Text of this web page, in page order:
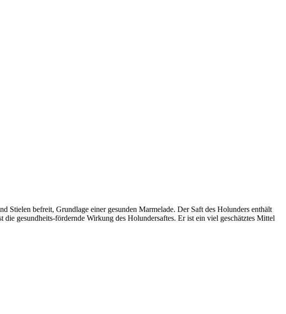
Stielen befreit, Grundlage einer gesunden Marmelade. Der Saft des Holunders enthält
gesundheits-fördernde Wirkung des Holundersaftes. Er ist ein viel geschätztes Mittel